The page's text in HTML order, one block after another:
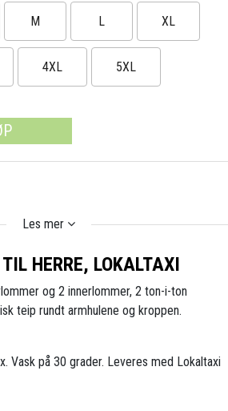
M L XL
4XL 5XL
Les mer
HERRE, LOKALTAXI
og 2 innerlommer, 2 ton-i-ton
teip rundt armhulene og kroppen.
Vask på 30 grader. Leveres med Lokaltaxi